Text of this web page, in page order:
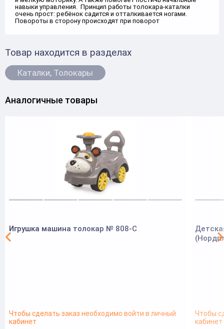
навыки управления. Принцип работы толокара-каталки
очень прост: ребёнок садится и отталкивается ногами.
Повороты в сторону происходят при поворот
Товар находится в разделах
Каталки, Толокары
Аналогичные товары
Игрушка машина толокар № 808-С
Чтобы сделать заказ необходимо войти в личный
кабинет
Чтобы
кабинет